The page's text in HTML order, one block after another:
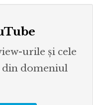
urile și cele
din domeniul